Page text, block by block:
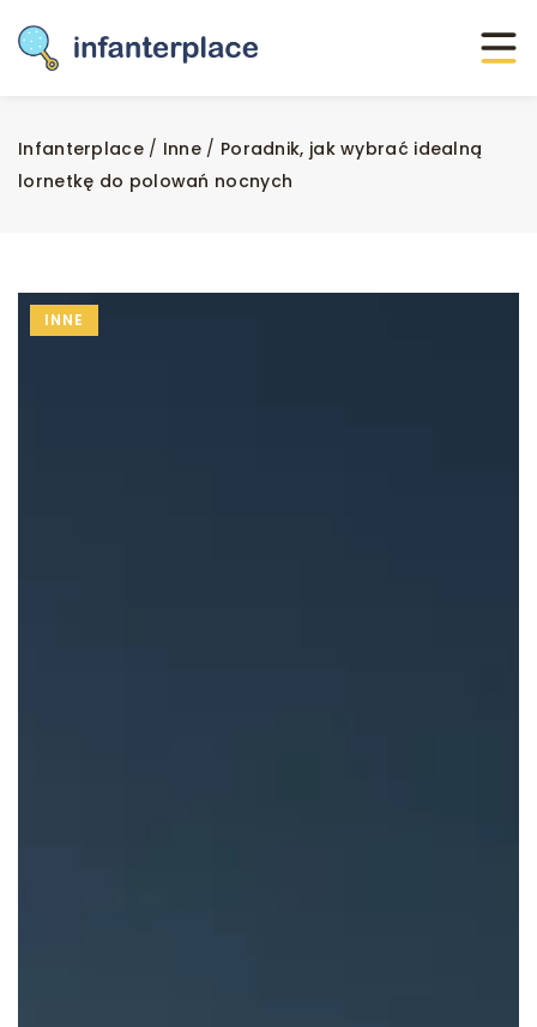
Infanterplace/ Inne / Poradnik, jak wybrać idealną
lornetkę do polowań nocnych
INNE